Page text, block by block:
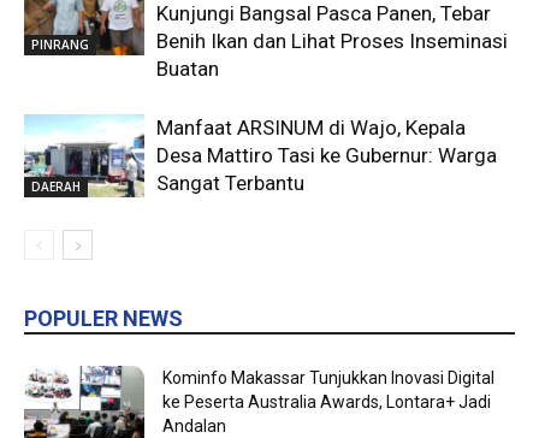
PINRANG
Kunjungi Bangsal Pasca Panen, Tebar
Benih Ikan dan Lihat Proses Inseminasi
Buatan
DAERAH
Manfaat ARSINUM di Wajo, Kepala
Desa Mattiro Tasi ke Gubernur: Warga
Sangat Terbantu
POPULER NEWS
Kominfo Makassar Tunjukkan Inovasi Digital
ke Peserta Australia Awards, Lontara+ Jadi
Andalan